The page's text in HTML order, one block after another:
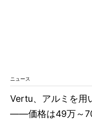
ニュース
Vertu、アルミを用
――価格は49万～